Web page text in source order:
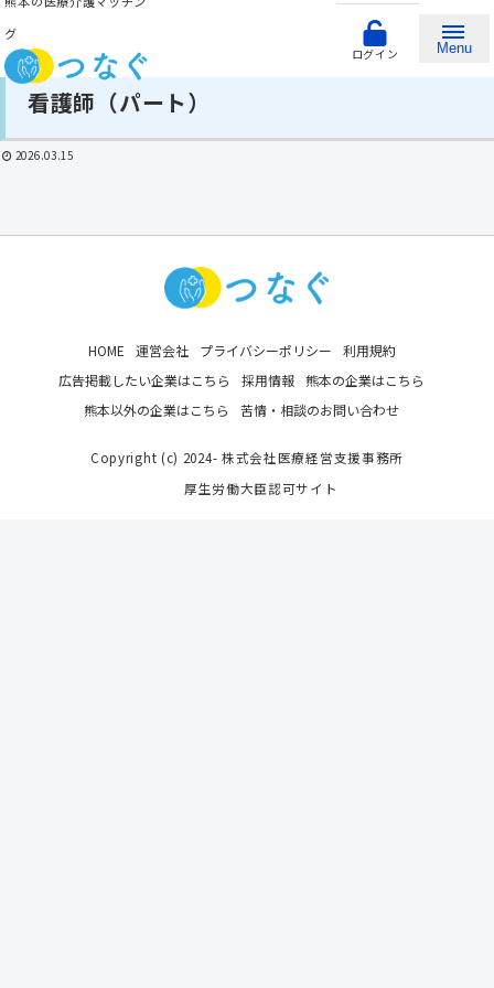
グ
ログイン Menu
看護師（パート）
2026.03.15
HOME 運営会社 プライバシーポリシー
利用規約
広告掲載したい企業はこちら
採用情報 熊本の企業はこちら
熊本以外の企業はこちら
苦情・相談のお問い合わせ
Copyright (c) 2024- 株式会社医療経営支援事務所
厚生労働大臣認可サイト